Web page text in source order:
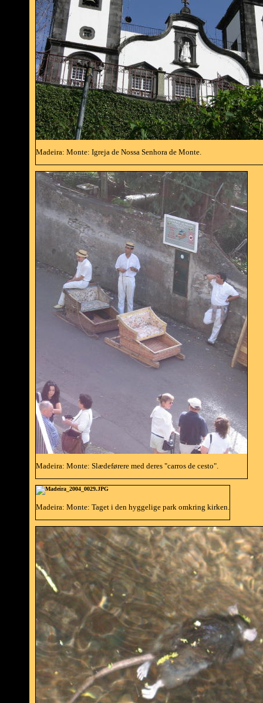
Madeira: Monte: Igreja de Nossa Senhora de Monte.
Madeira: Monte: Slædeførere med deres "carros de cesto".
Madeira: Monte: Taget i den hyggelige park omkring kirken.